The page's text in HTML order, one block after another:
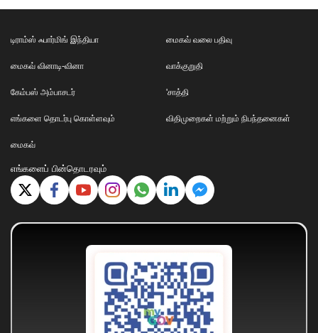
டிராம்ஸ் ஃபார்மிங் இந்தியா மைகவ் வலை பதிவு
மைகவ் வினாடி-வினா வாக்குறுதி
கேம்பஸ் அம்பாசடர் 'சாத்தி
எங்களை தொடர்பு கொள்ளவும் விதிமுறைகள் மற்றும் நிபந்தனைகள்
மைகவ்
எங்களைப் பின்தொடரவும்